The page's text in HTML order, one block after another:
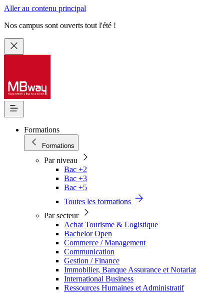
Aller au contenu principal
Nos campus sont ouverts tout l'été !
Formations
Formations
Par niveau
Bac +2
Bac +3
Bac +5
Toutes les formations
Par secteur
Achat Tourisme & Logistique
Bachelor Open
Commerce / Management
Communication
Gestion / Finance
Immobilier, Banque Assurance et Notariat
International Business
Ressources Humaines et Administratif